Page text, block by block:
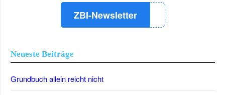
ZBI-Newsletter
Neueste Beiträge
Grundbuch allein reicht nicht